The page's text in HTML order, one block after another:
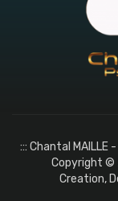
::: Chantal MAILLE
Copyright ©
Creation,